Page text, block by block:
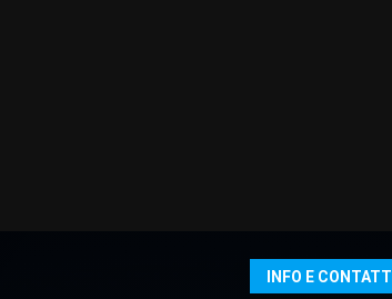
INFO E CONTATTI